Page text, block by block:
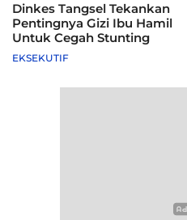
Dinkes Tangsel Tekankan
Pentingnya Gizi Ibu Hamil
Untuk Cegah Stunting
EKSEKUTIF